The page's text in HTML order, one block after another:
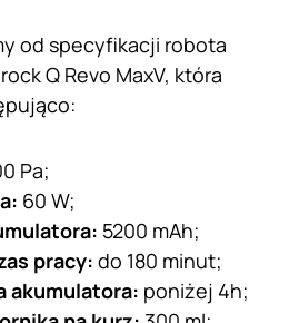
od specyfikacji robota
Q Revo MaxV, która
Pa;
60 W;
5200 mAh;
pracy: do 180 minut;
akumulatora: poniżej 4h;